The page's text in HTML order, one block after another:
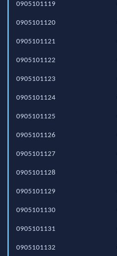
0905101119
0905101120
0905101121
0905101122
0905101123
0905101124
0905101125
0905101126
0905101127
0905101128
0905101129
0905101130
0905101131
0905101132